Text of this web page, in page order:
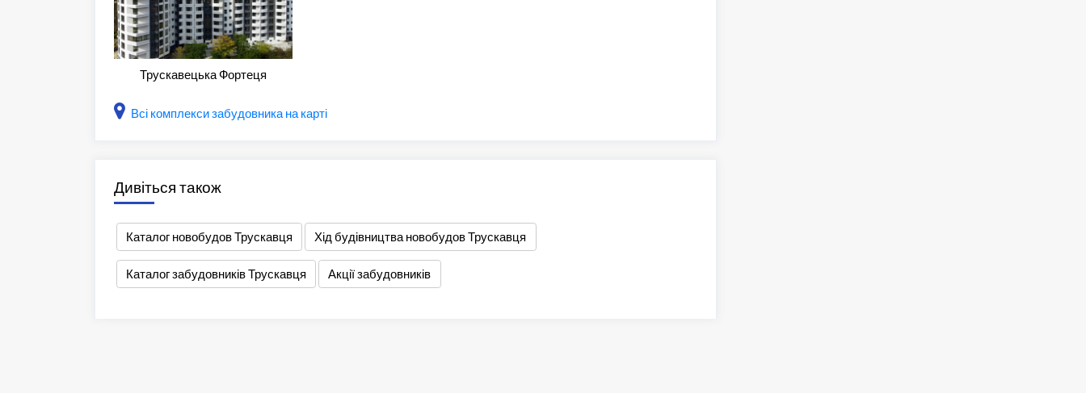
Трускавецька Фортеця
Всі комплекси забудовника на карті
Дивіться також
Каталог новобудов Трускавця Хід будівництва новобудов Трускавця
Каталог забудовників Трускавця Акції забудовників